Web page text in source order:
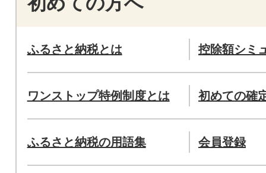
ふるさと納税とは 控除額シミ
ワンストップ特例制度とは 初めての確
ふるさと納税の用語集 会員登録